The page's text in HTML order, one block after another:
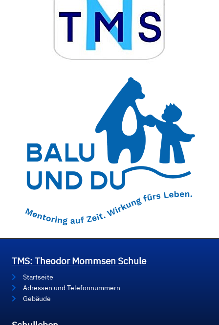
TMS: Theodor Mommsen Schule
Startseite
Adressen und Telefonnummern
Gebäude